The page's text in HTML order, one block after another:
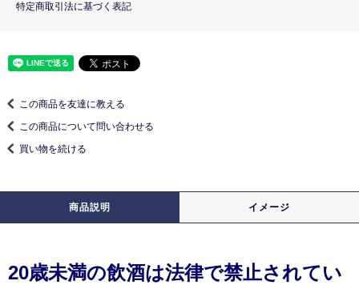
特定商取引法に基づく表記
この商品を友達に教える
この商品について問い合わせる
買い物を続ける
商品説明 イメージ
20歳未満の飲酒は法律で禁止されてい